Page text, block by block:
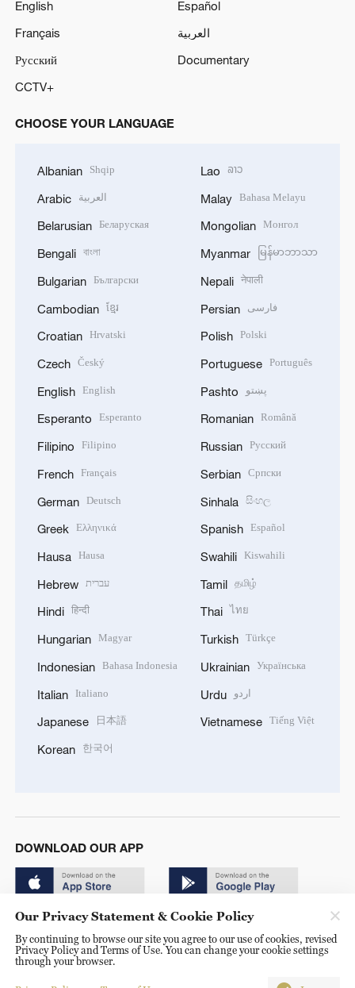
English
Español
Français
العربية
Русский
Documentary
CCTV+
CHOOSE YOUR LANGUAGE
Albanian Shqip
Arabic العربية
Belarusian Беларуская
Bengali বাংলা
Bulgarian Български
Cambodian ខ្មែរ
Croatian Hrvatski
Czech Český
English English
Esperanto Esperanto
Filipino Filipino
French Français
German Deutsch
Greek Ελληνικά
Hausa Hausa
Hebrew עברית
Hindi हिन्दी
Hungarian Magyar
Indonesian Bahasa Indonesia
Italian Italiano
Japanese 日本語
Korean 한국어
Lao ລາວ
Malay Bahasa Melayu
Mongolian Монгол
Myanmar မြန်မာဘာသာ
Nepali नेपाली
Persian فارسی
Polish Polski
Portuguese Português
Pashto پښتو
Romanian Română
Russian Русский
Serbian Српски
Sinhala සිංහල
Spanish Español
Swahili Kiswahili
Tamil தமிழ்
Thai ไทย
Turkish Türkçe
Ukrainian Українська
Urdu اردو
Vietnamese Tiếng Việt
DOWNLOAD OUR APP
© China Radio International.CRI. All Rights Reserved. 16A
Shijingshan Road, Beijing, China. 100040
Our Privacy Statement & Cookie Policy
By continuing to browse our site you agree to our use of cookies, revised
Privacy Policy and Terms of Use. You can change your cookie settings
through your browser.